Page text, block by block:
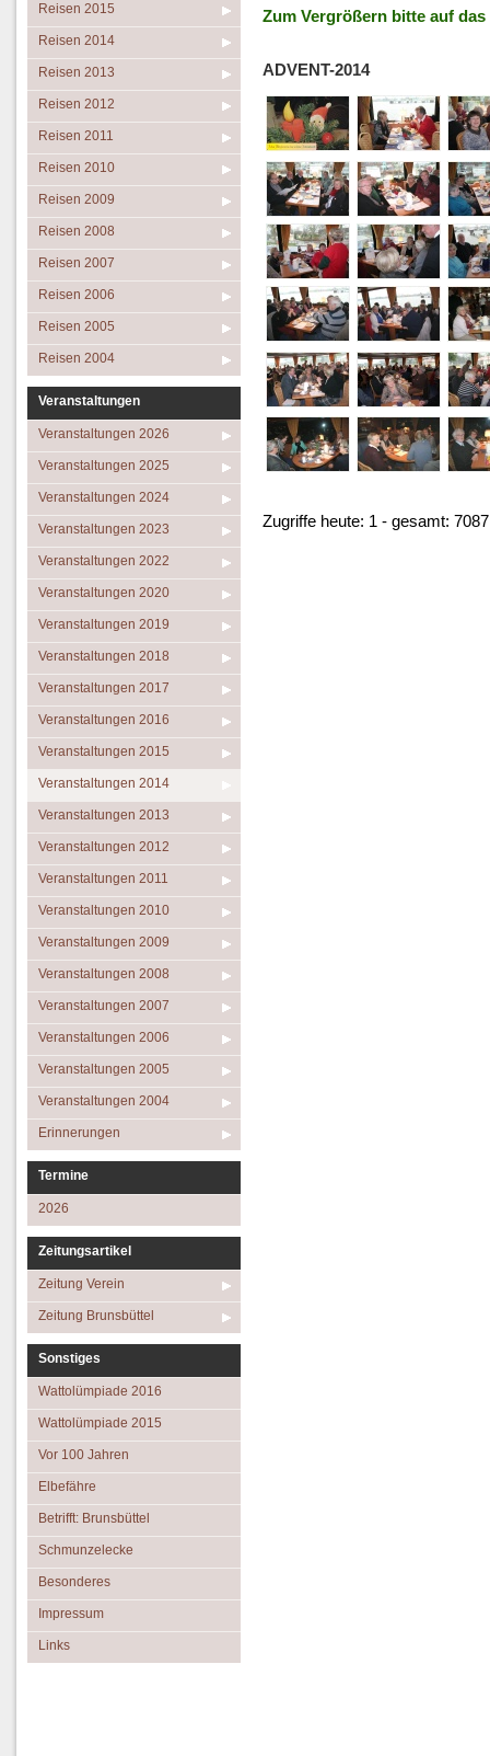
Reisen 2015
Reisen 2014
Reisen 2013
Reisen 2012
Reisen 2011
Reisen 2010
Reisen 2009
Reisen 2008
Reisen 2007
Reisen 2006
Reisen 2005
Reisen 2004
Veranstaltungen
Veranstaltungen 2026
Veranstaltungen 2025
Veranstaltungen 2024
Veranstaltungen 2023
Veranstaltungen 2022
Veranstaltungen 2020
Veranstaltungen 2019
Veranstaltungen 2018
Veranstaltungen 2017
Veranstaltungen 2016
Veranstaltungen 2015
Veranstaltungen 2014
Veranstaltungen 2013
Veranstaltungen 2012
Veranstaltungen 2011
Veranstaltungen 2010
Veranstaltungen 2009
Veranstaltungen 2008
Veranstaltungen 2007
Veranstaltungen 2006
Veranstaltungen 2005
Veranstaltungen 2004
Erinnerungen
Termine
2026
Zeitungsartikel
Zeitung Verein
Zeitung Brunsbüttel
Sonstiges
Wattolümpiade 2016
Wattolümpiade 2015
Vor 100 Jahren
Elbefähre
Betrifft: Brunsbüttel
Schmunzelecke
Besonderes
Impressum
Links
Zum Vergrößern bitte auf
ADVENT-2014
Zugriffe heute: 1 - gesamt: